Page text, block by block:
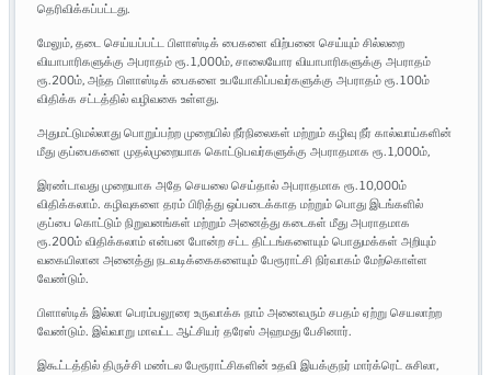
தெரிவிக்கப்பட்டது.
மேலும், தடை செய்யப்பட்ட பிளாஸ்டிக் பைகளை விற்பனை செய்யும் சில்லறை
வியாபாரிகளுக்கு அபராதம் ரூ.1,000ம், சாலையோர வியாபாரிகளுக்கு அபராதம்
ரூ.200ம், அந்த பிளாஸ்டிக் பைகளை உபயோகிப்பவர்களுக்கு அபராதம் ரூ.100ம்
விதிக்க சட்டத்தில் வழிவகை உள்ளது.
அதுமட்டுமல்லாது பொறுப்பற்ற முறையில் நீர்நிலைகள் மற்றும் கழிவு நீர் கால்வாய்களின்
மீது குப்பைகளை முதல்முறையாக கொட்டுபவர்களுக்கு அபராதமாக ரூ.1,000ம்,
இரண்டாவது முறையாக அதே செயலை செய்தால் அபராதமாக ரூ.10,000ம்
விதிக்கலாம். கழிவுகளை தரம் பிரித்து ஒப்படைக்காத மற்றும் பொது இடங்களில்
குப்பை கொட்டும் நிறுவனங்கள் மற்றும் அனைத்து கடைகள் மீது அபராதமாக
ரூ.200ம் விதிக்கலாம் என்பன போன்ற சட்ட திட்டங்களையும் பொதுமக்கள் அறியும்
வகையிலான அனைத்து நடவடிக்கைகளையும் பேரூராட்சி நிர்வாகம் மேற்கொள்ள
வேண்டும்.
பிளாஸ்டிக் இல்லா பெரம்பலூரை உருவாக்க நாம் அனைவரும் சபதம் ஏற்று செயலாற்ற
வேண்டும். இவ்வாறு மாவட்ட ஆட்சியர் தரேஸ் அஹமது பேசினார்.
இகூட்டத்தில் திருச்சி மண்டல பேரூராட்சிகளின் உதவி இயக்குநர் மார்க்ரெட் சுசிலா,